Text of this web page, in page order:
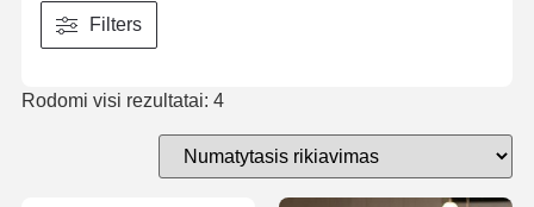
Filters
Rodomi visi rezultatai: 4